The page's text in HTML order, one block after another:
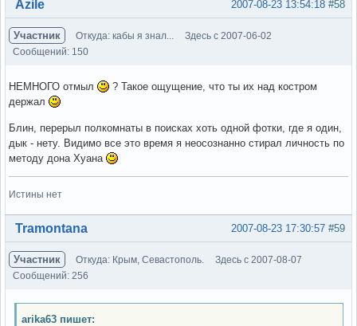
Вне форума #58
2007-08-23 13:54:18
Azile
Участник Откуда: кабы я знал...
Здесь с 2007-06-02
Сообщений: 150
НЕМНОГО отмыл
? Такое ощущение, что ты их над костром
держал
Блин, перерыл полкомнаты в поисках хоть одной фотки, где я один,
дык - нету. Видимо все это время я неосознанно стирал личность по
методу дона Хуана
Истины нет
Вне форума #59
2007-08-23 17:30:57
Tramontana
Участник Откуда: Крым, Севастополь.
Здесь с 2007-08-07
Сообщений: 256
arika63 пишет: